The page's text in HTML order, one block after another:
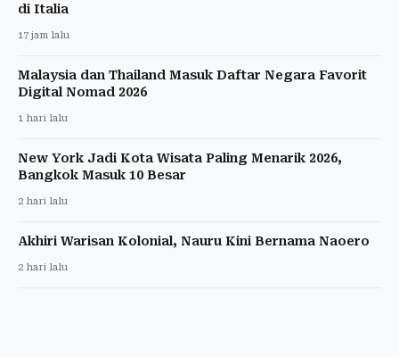
di Italia
17 jam lalu
Malaysia dan Thailand Masuk Daftar Negara Favorit
Digital Nomad 2026
1 hari lalu
New York Jadi Kota Wisata Paling Menarik 2026,
Bangkok Masuk 10 Besar
2 hari lalu
Akhiri Warisan Kolonial, Nauru Kini Bernama Naoero
2 hari lalu